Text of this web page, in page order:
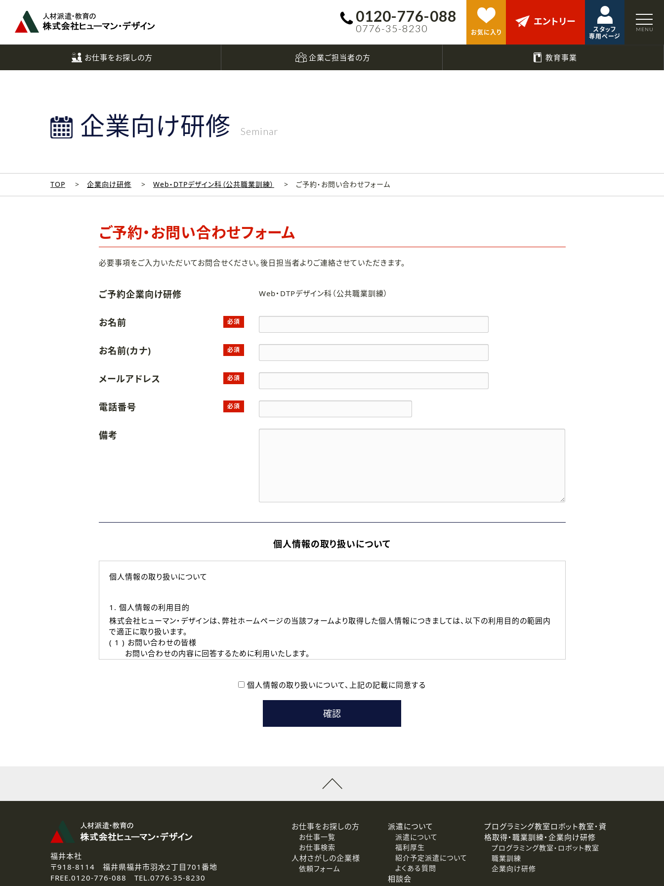
0120-776-088
0776-35-8230 お気に入り
エントリー
スタッフ
専用ページ
お仕事をお探しの方 企業ご担当者の方 教育事業
企業向け研修 Seminar
TOP 企業向け研修 Web・DTPデザイン科（公共職業訓練） ご予約・お問い合わせフォーム
ご予約・お問い合わせフォーム
必要事項をご入力いただいてお問合せください。後日担当者よりご連絡させていただきます。
ご予約企業向け研修 Web・DTPデザイン科（公共職業訓練）
お名前 必須
お名前(カナ) 必須
メールアドレス 必須
電話番号 必須
備考
個人情報の取り扱いについて
個人情報の取り扱いについて
1. 個人情報の利用目的
株式会社ヒューマン・デザインは、弊社ホームページの当該フォームより取得した個人情報につきましては、以下の利用目的の範囲内
で適正に取り扱います。
( 1 ) お問い合わせの皆様
お問い合わせの内容に回答するために利用いたします。
本登録に関するご連絡および本登録時の参考情報として利用いたします。
なお、ご連絡手段は、電話・Ｅメールのいずれかの方法といたします。
3.個人情報の取り扱いの委託
弊社の定める個人情報保護の評価基準を満たした委託先に、個人情報を委託する場合があります。
4.個人情報の開示等について
ご提供いただいた個人情報の開示等（利用目的の通知、開示、訂正、追加または削除、利用の停止、消去および第三者への提供停止）
個人情報の取り扱いについて、 上記の記載に同意する
へ
福井本社
〒918-8114 福井県福井市羽水2丁目701番地
FREE.0120-776-088 TEL.0776-35-8230
お仕事をお探しの方
お仕事一覧
お仕事検索
人材さがしの企業様
依頼フォーム
派遣について
派遣について
福利厚生
紹介予定派遣について
よくある質問
相談会
プログラミング教室ロボット教室・資
格取得・職業訓練・企業向け研修
プログラミング教室・ロボット教室
職業訓練
企業向け研修